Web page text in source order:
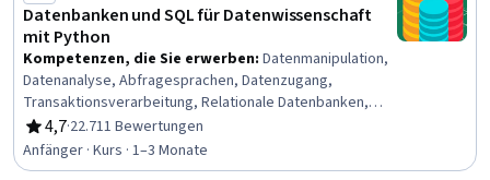
Datenbanken und SQL für Datenwissenschaft
mit Python
Kompetenzen, die Sie erwerben: Datenmanipulation,
Datenanalyse, Abfragesprachen, Datenzugang,
Transaktionsverarbeitung, Relationale Datenbanken,
Gespeicherte Prozedur, SQL, Python-Programmierung,
Datenbank-Management, Datenbanken, Jupyter,
Datenbank-Theorie
4,7
Bewertung, 4,7 von 5 Sternen
·22.711 Bewertungen
Anfänger · Kurs · 1–3 Monate